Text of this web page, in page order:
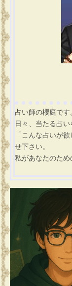
占い師の櫻庭です
日々、当たる占い
「こんな占いが
せ下さい。
私があなたのため